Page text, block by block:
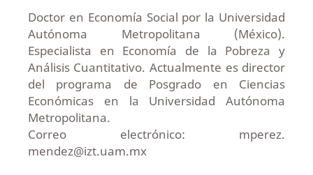
Doctor en Economía Social por la Universidad
Autónoma Metropolitana (México).
Especialista en Economía de la Pobreza y
Análisis Cuantitativo. Actualmente es director
del programa de Posgrado en Ciencias
Económicas en la Universidad Autónoma
Metropolitana.
Correo electrónico: mperez.
mendez@izt.uam.mx